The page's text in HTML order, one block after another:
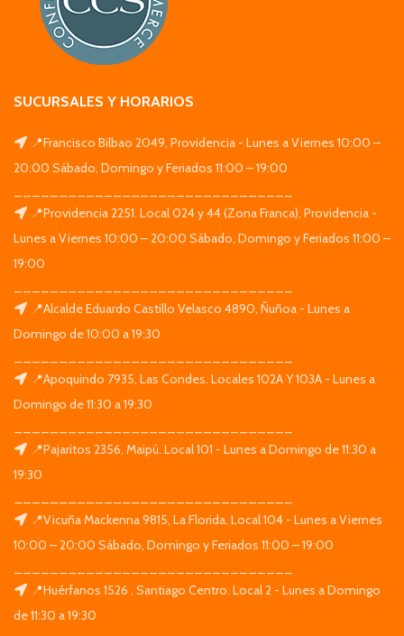
SUCURSALES Y HORARIOS
📍Francisco Bilbao 2049, Providencia - Lunes a Viernes 10:00 –
20:00 Sábado, Domingo y Feriados 11:00 – 19:00
📍Providencia 2251. Local 024 y 44 (Zona Franca), Providencia -
Lunes a Viernes 10:00 – 20:00 Sábado, Domingo y Feriados 11:00 –
19:00
📍Alcalde Eduardo Castillo Velasco 4890, Ñuñoa - Lunes a
Domingo de 10:00 a 19:30
📍Apoquindo 7935, Las Condes. Locales 102A Y 103A - Lunes a
Domingo de 11:30 a 19:30
📍Pajaritos 2356, Maipú. Local 101 - Lunes a Domingo de 11:30 a
19:30
📍Vicuña Mackenna 9815, La Florida. Local 104 - Lunes a Viernes
10:00 – 20:00 Sábado, Domingo y Feriados 11:00 – 19:00
📍Huérfanos 1526 , Santiago Centro. Local 2 - Lunes a Domingo
de 11:30 a 19:30